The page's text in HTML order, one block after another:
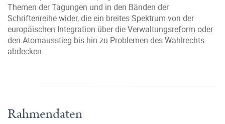
Themen der Tagungen und in den Bänden der
Schriftenreihe wider, die ein breites Spektrum von der
europäischen Integration über die Verwaltungsreform oder
den Atomausstieg bis hin zu Problemen des Wahlrechts
abdecken.
Rahmendaten